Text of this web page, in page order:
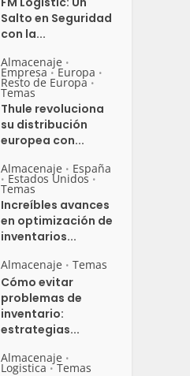
Salto en Seguridad
con la...
Almacenaje •
Empresa • Europa •
Resto de Europa •
Temas
Thule revoluciona
su distribución
europea con...
Almacenaje • España
• Estados Unidos •
Temas
Increíbles avances
en optimización de
inventarios...
Almacenaje • Temas
Cómo evitar
problemas de
inventario:
estrategias...
Almacenaje •
Logistica • Temas